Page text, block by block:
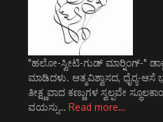
"ಹಲೋ-ಸ್ವೀಟಿ-ಗುಡ್ ಮಾರ್‍ನಿಂಗ್-"
ಮಾಡಿದಳು. ಆತ್ಮವಿಶ್ವಾಸದ, ಧೈರ್‍ಯ-ಆಸೆ
ತೀಕ್ಷ್ಣವಾದ ಕಣ್ಣುಗಳ ಸ್ವಲ್ಪವೇ
ವಯಸ್ಸು… Read more…